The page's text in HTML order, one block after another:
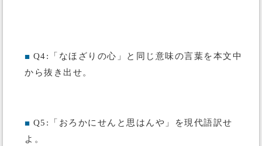
■ Q4:「なほざりの心」と同じ意味の言葉を本文中
から抜き出せ。
■ Q5:「おろかにせんと思はんや」を現代語訳せ
よ。